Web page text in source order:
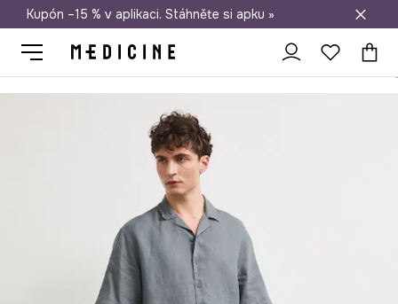
Doprava zdarma při nákupu nad 1 200 Kč
Kupón –15 % v aplikaci. Stáhněte si apku »